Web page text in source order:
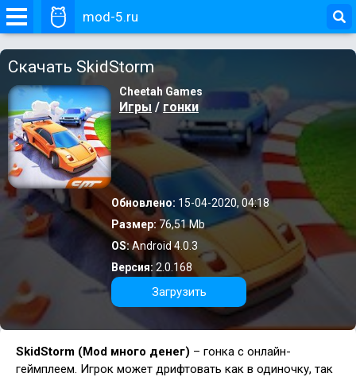
mod-5.ru
Скачать SkidStorm
Cheetah Games
Игры / гонки
Обновлено: 15-04-2020, 04:18
Размер: 76,51 Mb
OS:Android 4.0.3
Версия: 2.0.168
Загрузить
SkidStorm (Mod много денег) – гонка с онлайн-
геймплеем. Игрок может дрифтовать как в одиночку, так